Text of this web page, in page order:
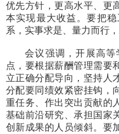
优先方针，更高水平、更
本实现最大收益。要把
系，实事求是、量力而行
会议强调，开展高
点，要根据薪酬管理需要
立正确分配导向，坚持人
分配要同绩效紧密挂钩，
重任务、作出突出贡献的
基础前沿研究、承担国家
创新成果的人员倾斜。要